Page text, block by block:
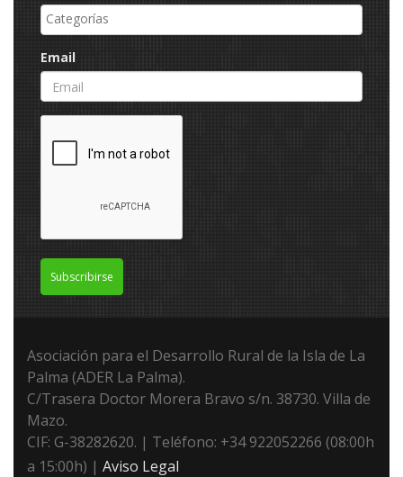
Email
Subscribirse
Asociación para el Desarrollo Rural de la Isla de La
Palma (ADER La Palma).
C/Trasera Doctor Morera Bravo s/n. 38730. Villa de
Mazo.
CIF: G-38282620. | Teléfono: +34 922052266 (08:00h
a 15:00h) | Aviso Legal